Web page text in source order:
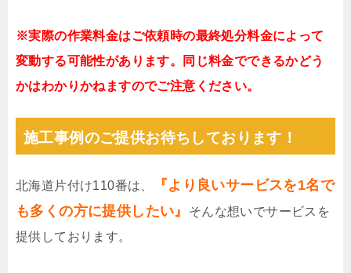
※実際の作業料金はご依頼時の最終処分料金によって
変動する可能性があります。同じ料金でできるかどう
かはわかりかねますのでご注意ください。
施工事例のご提供お待ちしております！
北海道片付け110番は、
『より良いサービスを1名で
も多くの方に提供したい』
そんな想いでサービスを
提供しております。